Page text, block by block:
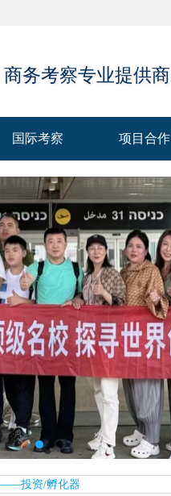
务考察专业提供商
国际考察
国际考察
项目合作
项目合作
投资/孵化器